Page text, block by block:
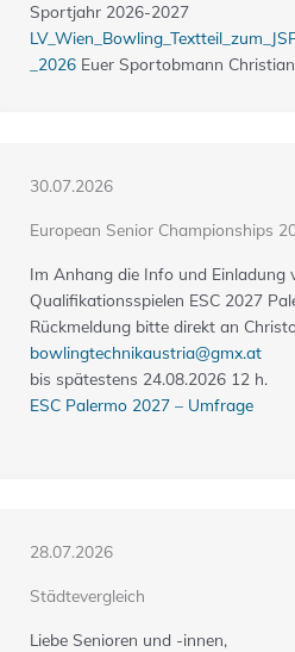
Sportjahr 2026-2027
_2026 Euer Sportobmann
30.07.2026
European Senior Championships
Im Anhang die Info und Einladung
Qualifikationsspielen ESC 2027
Rückmeldung bitte direkt an
bowlingtechnikaustria@gmx.at
bis spätestens 24.08.2026 12 h.
ESC Palermo 2027 – Umfrage
28.07.2026
Städtevergleich
Liebe Senioren und -innen,